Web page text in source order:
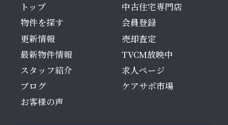
トップ
物件を探す
更新情報
最新物件情報
スタッフ紹介
ブログ
お客様の声
中古住宅専門店
会員登録
売却査定
TVCM放映中
求人ページ
ケアサポ市場